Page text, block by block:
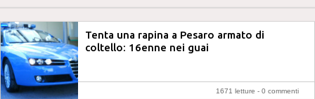
Tenta una rapina a Pesaro armato di
coltello: 16enne nei guai
1671 letture - 0 commenti